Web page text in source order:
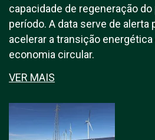
capacidade de regeneração
período. A data serve de alerta
acelerar a transição
economia circular.
VER MAIS